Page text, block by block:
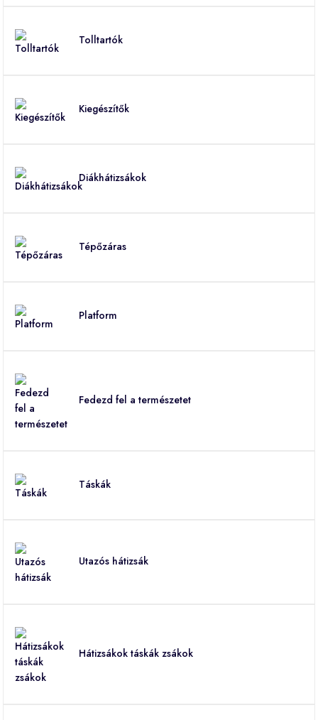
Tolltartók
Kiegészítők
Diákhátizsákok
Tépőzáras
Platform
Fedezd fel a természetet
Táskák
Utazós hátizsák
Hátizsákok táskák zsákok